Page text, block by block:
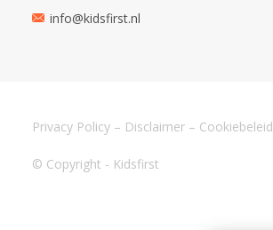
info@kidsfirst.nl
© Copyright - Kidsfirst
Privacy Policy – Disclaimer – Cookiebeleid